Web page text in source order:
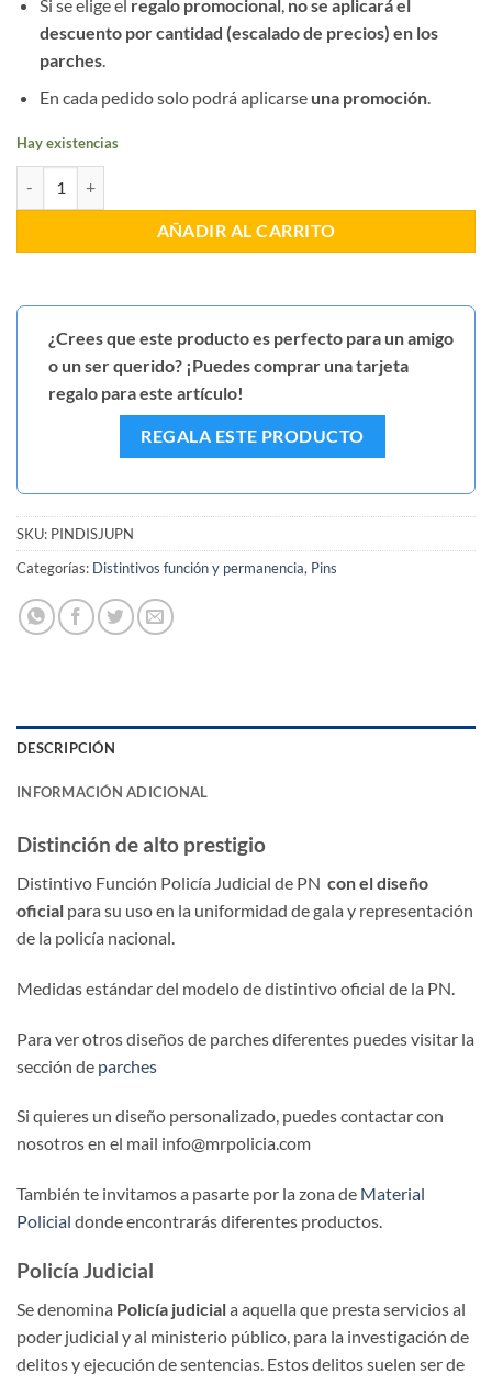
Si se elige el regalo promocional, no se aplicará el
descuento por cantidad (escalado de precios) en los
parches.
En cada pedido solo podrá aplicarse una promoción.
Hay existencias
AÑADIR AL CARRITO
¿Crees que este producto es perfecto para un amigo
o un ser querido? ¡Puedes comprar una tarjeta
regalo para este artículo!
REGALA ESTE PRODUCTO
SKU: PINDISJUPN
Categorías: Distintivos función y permanencia, Pins
DESCRIPCIÓN
INFORMACIÓN ADICIONAL
Distinción de alto prestigio
Distintivo Función Policía Judicial de PN con el diseño
oficial para su uso en la uniformidad de gala y representación
de la policía nacional.
Medidas estándar del modelo de distintivo oficial de la PN.
Para ver otros diseños de parches diferentes puedes visitar la
sección de parches
Si quieres un diseño personalizado, puedes contactar con
nosotros en el mail info@mrpolicia.com
También te invitamos a pasarte por la zona de Material
Policial donde encontrarás diferentes productos.
Policía Judicial
Se denomina Policía judiciala aquella que presta servicios al
poder judicial y al ministerio público, para la investigación de
delitos y ejecución de sentencias. Estos delitos suelen ser de